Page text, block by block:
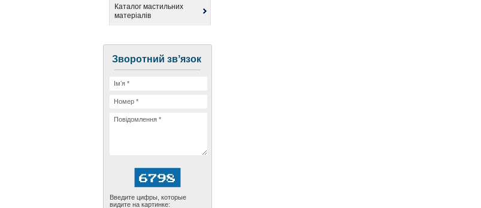
Каталог мастильних
матеріалів
Зворотний звʼязок
Введите цифры, которые
видите на картинке: